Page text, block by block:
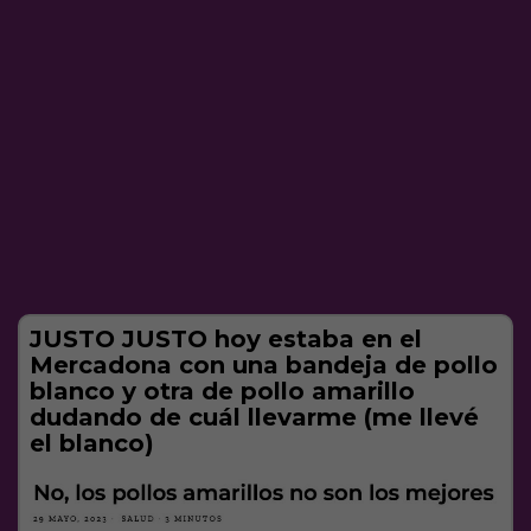
JUSTO JUSTO hoy estaba en el
Mercadona con una bandeja de pollo
blanco y otra de pollo amarillo
dudando de cuál llevarme (me llevé
el blanco)